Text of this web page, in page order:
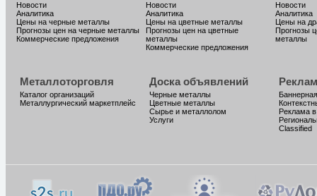
Новости
Аналитика
Цены на черные металлы
Прогнозы цен на черные металлы
Коммерческие предложения
Новости
Аналитика
Цены на цветные металлы
Прогнозы цен на цветные
металлы
Коммерческие предложения
Новости
Аналитика
Цены на
Прогнозы
металлы
Металлоторговля
Каталог организаций
Металлургический маркетплейс
Доска объявлений
Черные металлы
Цветные металлы
Сырье и металлолом
Услуги
Реклама
Classified